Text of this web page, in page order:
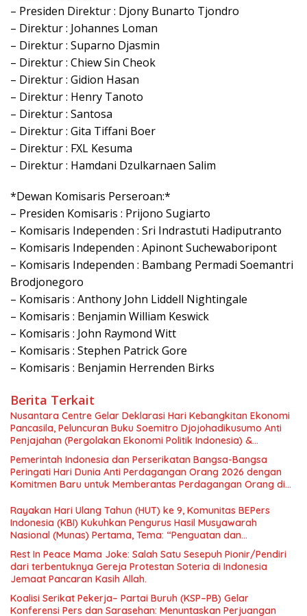
– Presiden Direktur : Djony Bunarto Tjondro
– Direktur : Johannes Loman
– Direktur : Suparno Djasmin
– Direktur : Chiew Sin Cheok
– Direktur : Gidion Hasan
– Direktur : Henry Tanoto
– Direktur : Santosa
– Direktur : Gita Tiffani Boer
– Direktur : FXL Kesuma
– Direktur : Hamdani Dzulkarnaen Salim
*Dewan Komisaris Perseroan:*
– Presiden Komisaris : Prijono Sugiarto
– Komisaris Independen : Sri Indrastuti Hadiputranto
– Komisaris Independen : Apinont Suchewaboripont
– Komisaris Independen : Bambang Permadi Soemantri
Brodjonegoro
– Komisaris : Anthony John Liddell Nightingale
– Komisaris : Benjamin William Keswick
– Komisaris : John Raymond Witt
– Komisaris : Stephen Patrick Gore
– Komisaris : Benjamin Herrenden Birks
Berita Terkait
Nusantara Centre Gelar Deklarasi Hari Kebangkitan Ekonomi
Pancasila, Peluncuran Buku Soemitro Djojohadikusumo Anti
Penjajahan (Pergolakan Ekonomi Politik Indonesia) &
Simposium Nasional “Urgensi Undang-Undang Perekonomian
Nasional dan Kesejahteraan Sosial dalam Menata Bangsa
Menuju Indonesia Emas 2045”,
Pemerintah Indonesia dan Perserikatan Bangsa-Bangsa
Peringati Hari Dunia Anti Perdagangan Orang 2026 dengan
Komitmen Baru untuk Memberantas Perdagangan Orang di
Rayakan Hari Ulang Tahun (HUT) ke 9, Komunitas BEPers
Indonesia (KBI) Kukuhkan Pengurus Hasil Musyawarah
Nasional (Munas) Pertama, Tema: “Penguatan dan
Pengembangan Organisasi KBI yang Berbasis Riset di seluruh
Indonesia dan Mancanegara”.
Rest In Peace Mama Joke: Salah Satu Sesepuh Pionir/Pendiri
dari terbentuknya Gereja Protestan Soteria di Indonesia
Jemaat Pancaran Kasih Allah.
Koalisi Serikat Pekerja– Partai Buruh (KSP–PB) Gelar
Konferensi Pers dan Sarasehan: Menuntaskan Perjuangan